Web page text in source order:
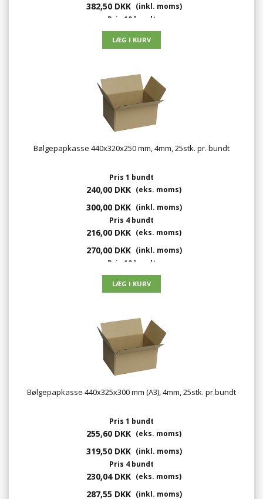
382,50 DKK (inkl. moms)
Pris 10 bundt
272,00 DKK (eks. moms)
340,00 DKK (inkl. moms)
Bølgepapkasse 440x320x250 mm, 4mm, 25stk. pr. bundt
Pris 1 bundt
240,00 DKK (eks. moms)
300,00 DKK (inkl. moms)
Pris 4 bundt
216,00 DKK (eks. moms)
270,00 DKK (inkl. moms)
Pris 10 bundt
192,00 DKK (eks. moms)
240,00 DKK (inkl. moms)
Bølgepapkasse 440x325x300 mm (A3), 4mm, 25stk. pr.bundt
Pris 1 bundt
255,60 DKK (eks. moms)
319,50 DKK (inkl. moms)
Pris 4 bundt
230,04 DKK (eks. moms)
287,55 DKK (inkl. moms)